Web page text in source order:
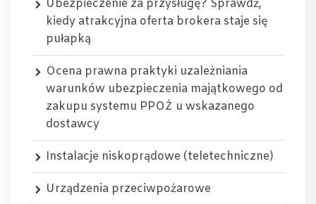
Ubezpieczenie za przysługę? Sprawdź,
kiedy atrakcyjna oferta brokera staje się
pułapką
Ocena prawna praktyki uzależniania
warunków ubezpieczenia majątkowego od
zakupu systemu PPOŻ u wskazanego
dostawcy
Instalacje niskoprądowe (teletechniczne)
Urządzenia przeciwpożarowe